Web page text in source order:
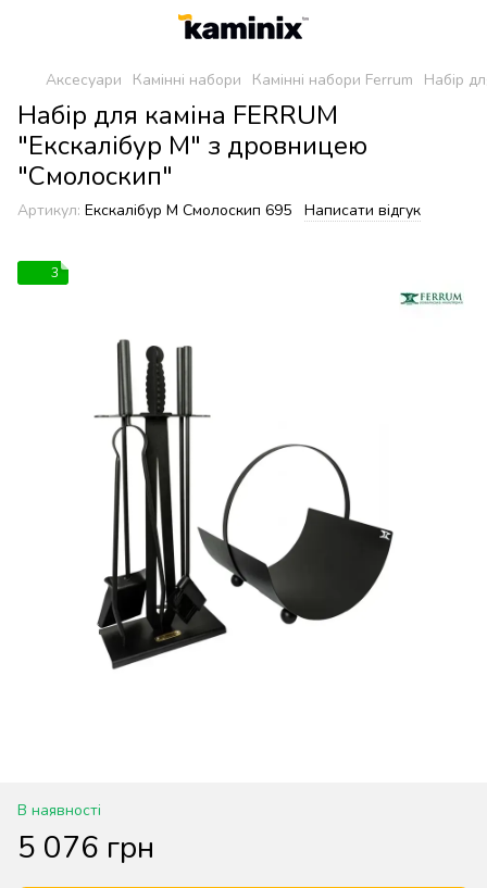
Аксесуари Камінні набори Камінні набори Ferrum Набір
Набір для каміна FERRUM
"Екскалібур М" з дровницею
"Смолоскип"
Артикул: Екскалібур М Смолоскип 695 Написати відгук
3
В наявності
5 076 грн